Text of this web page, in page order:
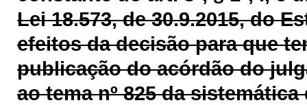
Lei 18.573, de 30.9.2015, do
efeitos da decisão para que
publicação do acórdão do
ao tema nº 825 da